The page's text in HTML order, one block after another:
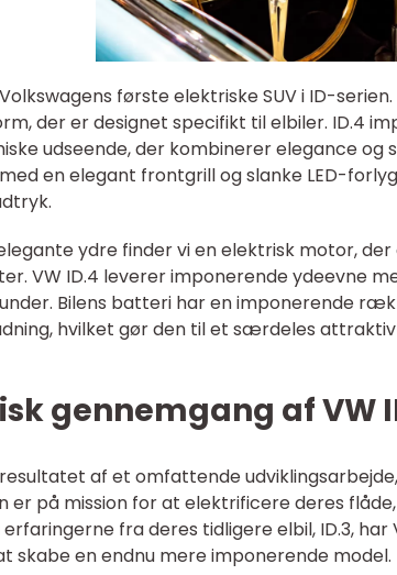
første elektriske SUV i ID-
der er designet specifikt til elbiler. ID.4
udseende, der kombinerer elegance og
en elegant frontgrill og slanke LED-
ydre finder vi en elektrisk motor,
VW ID.4 leverer imponerende ydeevne
Bilens batteri har en imponerende
hvilket gør den til et særdeles
gennemgang af VW
resultatet af et omfattende
er på mission for at elektrificere deres
fra deres tidligere elbil, ID.3,
skabe en endnu mere imponerende model.